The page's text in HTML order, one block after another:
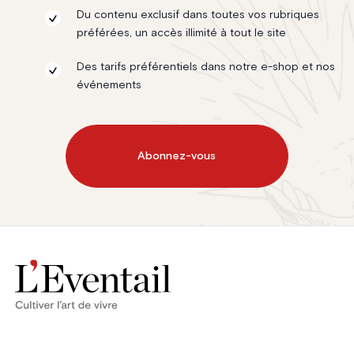
Du contenu exclusif dans toutes vos rubriques
préférées, un accès illimité à tout le site
Des tarifs préférentiels dans notre e-shop et nos
événements
Abonnez-vous